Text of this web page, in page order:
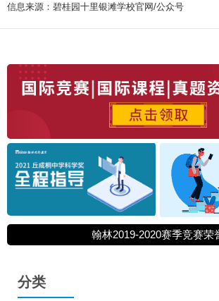
信息来源：碧桂园十里银滩学校官网/公众号
翰林2019-2020赛季竞赛荣
分类